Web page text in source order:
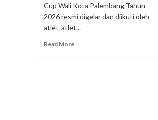
Cup Wali Kota Palembang Tahun
2026 resmi digelar dan diikuti oleh
atlet-atlet...
Read More